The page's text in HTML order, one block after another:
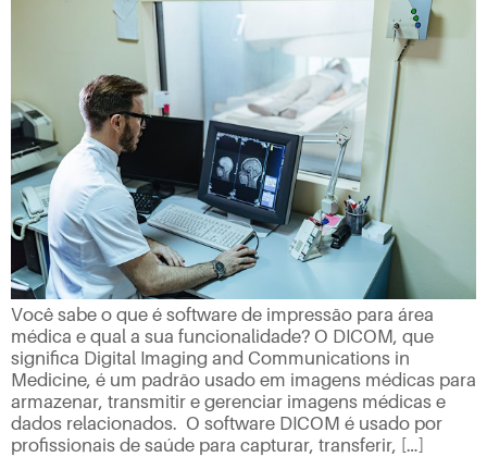
Você sabe o que é software de impressão para área
médica e qual a sua funcionalidade? O DICOM, que
significa Digital Imaging and Communications in
Medicine, é um padrão usado em imagens médicas para
armazenar, transmitir e gerenciar imagens médicas e
dados relacionados. O software DICOM é usado por
profissionais de saúde para capturar, transferir, […]